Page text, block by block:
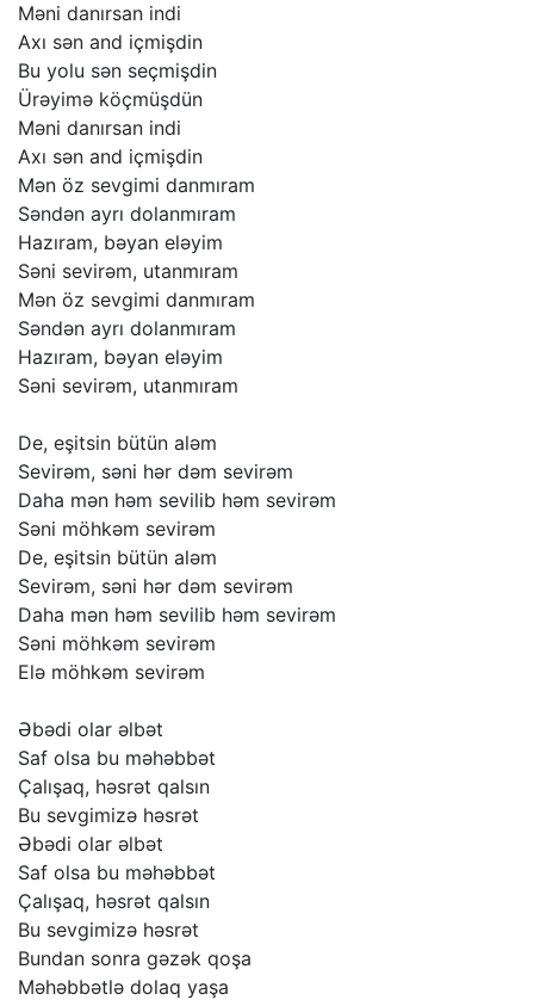
Məni danırsan indi
Axı sən and içmişdin
Bu yolu sən seçmişdin
Ürəyimə köçmüşdün
Məni danırsan indi
Axı sən and içmişdin
Mən öz sevgimi danmıram
Səndən ayrı dolanmıram
Hazıram, bəyan eləyim
Səni sevirəm, utanmıram
Mən öz sevgimi danmıram
Səndən ayrı dolanmıram
Hazıram, bəyan eləyim
Səni sevirəm, utanmıram
De, eşitsin bütün aləm
Sevirəm, səni hər dəm sevirəm
Daha mən həm sevilib həm sevirəm
Səni möhkəm sevirəm
De, eşitsin bütün aləm
Sevirəm, səni hər dəm sevirəm
Daha mən həm sevilib həm sevirəm
Səni möhkəm sevirəm
Elə möhkəm sevirəm
Əbədi olar əlbət
Saf olsa bu məhəbbət
Çalışaq, həsrət qalsın
Bu sevgimizə həsrət
Əbədi olar əlbət
Saf olsa bu məhəbbət
Çalışaq, həsrət qalsın
Bu sevgimizə həsrət
Bundan sonra gəzək qoşa
Məhəbbətlə dolaq yaşa